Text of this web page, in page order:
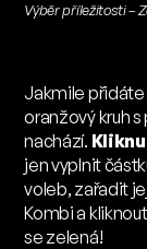
Výběr příležitosti –
Jakmile
oranžový kruh
nachází.
jen vyplnit
voleb, zařadit
Kombi a
se zelená!